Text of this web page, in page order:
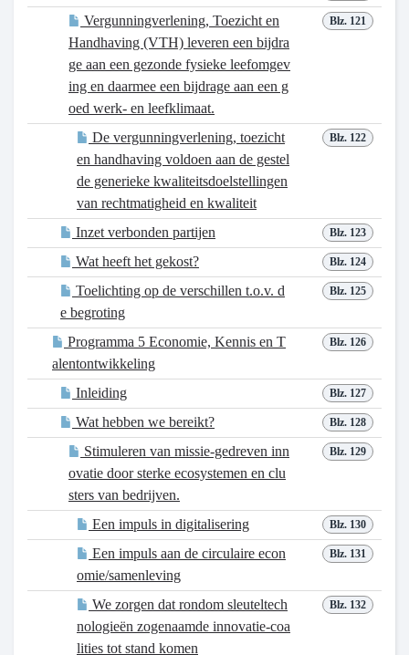
Blz. 121
Vergunningverlening, Toezicht en
Handhaving (VTH) leveren een bijdra
ge aan een gezonde fysieke leefomgev
ing en daarmee een bijdrage aan een g
oed werk- en leefklimaat.
Blz. 122
De vergunningverlening, toezicht
en handhaving voldoen aan de gestel
de generieke kwaliteitsdoelstellingen
van rechtmatigheid en kwaliteit
Blz. 123
Inzet verbonden partijen
Blz. 124
Wat heeft het gekost?
Blz. 125
Toelichting op de verschillen t.o.v. d
e begroting
Blz. 126
Programma 5 Economie, Kennis en T
alentontwikkeling
Blz. 127
Inleiding
Blz. 128
Wat hebben we bereikt?
Blz. 129
Stimuleren van missie-gedreven inn
ovatie door sterke ecosystemen en clu
sters van bedrijven.
Blz. 130
Een impuls in digitalisering
Blz. 131
Een impuls aan de circulaire econ
omie/samenleving
Blz. 132
We zorgen dat rondom sleuteltech
nologieën zogenaamde innovatie-coa
lities tot stand komen